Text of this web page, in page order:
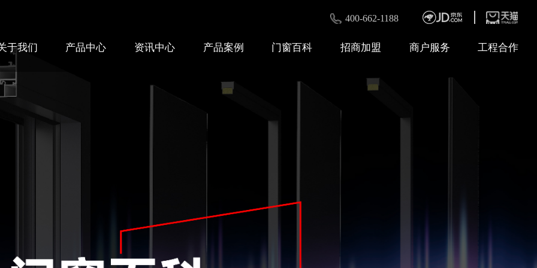
400-662-1188
于我们 产品中心 资讯中心 产品案例 门窗百科 招商加盟 商户服务 工程合作